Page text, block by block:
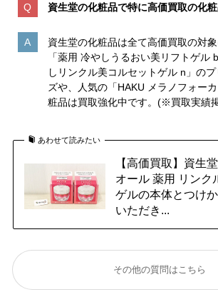
資生堂の化粧品で特に高価買取の化粧
資生堂の化粧品は全て高価買取の対象
「薬用 冷やしうるおい美リフトゲル
しリンクル美コルセットゲル n」の
ズや、人気の「HAKU メラノフォー
粧品は買取強化中です。(※買取実績
あわせて読みたい
【高価買取】資生
オール 薬用 リンク
ゲルの本体とつけ
いただき...
その他の質問はこちら